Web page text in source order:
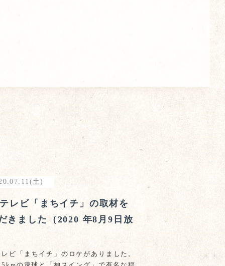
土)
レビ「まちイチ」の取材を
きました（2020 年8月9日放
ビ「まちイチ」のロケがありました。